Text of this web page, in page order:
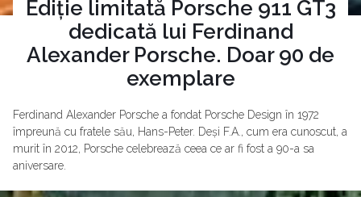
Ediție limitată Porsche 911 GT3
dedicată lui Ferdinand
Alexander Porsche. Doar 90 de
exemplare
Ferdinand Alexander Porsche a fondat Porsche Design în 1972
împreună cu fratele său, Hans-Peter. Deși F.A., cum era cunoscut, a
murit în 2012, Porsche celebrează ceea ce ar fi fost a 90-a sa
aniversare.